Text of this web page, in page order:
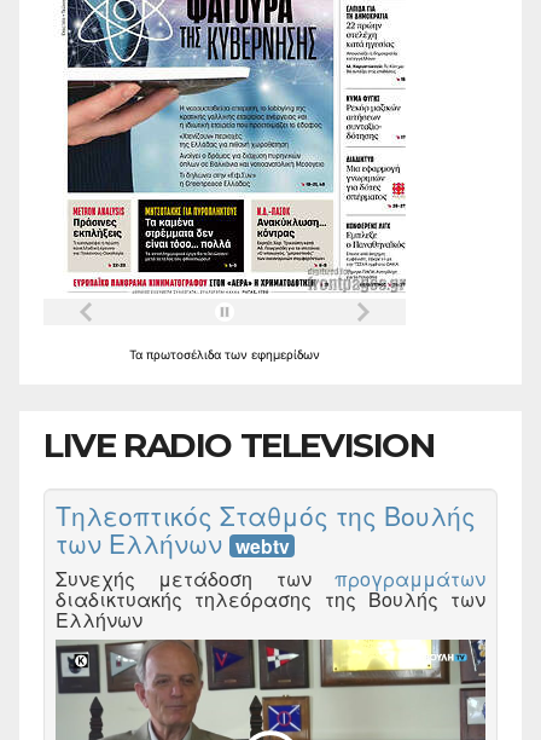
Τα πρωτοσέλιδα των εφημερίδων
LIVE RADIO TELEVISION